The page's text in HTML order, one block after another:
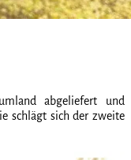
abgeliefert und
schlägt sich der zweite